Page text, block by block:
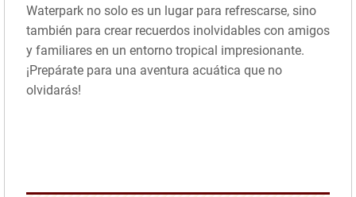
Waterpark no solo es un lugar para refrescarse, sino
también para crear recuerdos inolvidables con amigos
y familiares en un entorno tropical impresionante.
¡Prepárate para una aventura acuática que no
olvidarás!